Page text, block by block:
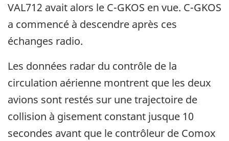
VAL712 avait alors le C-GKOS en vue. C-GKOS
a commencé à descendre après ces
échanges radio.
Les données radar du contrôle de la
circulation aérienne montrent que les deux
avions sont restés sur une trajectoire de
collision à gisement constant jusque 10
secondes avant que le contrôleur de Comox